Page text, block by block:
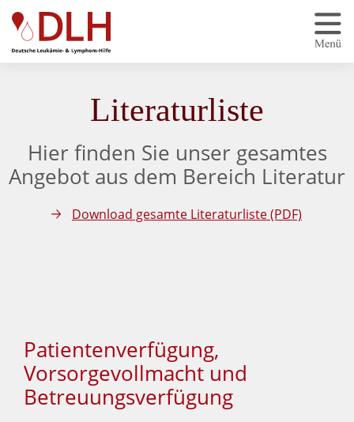
Zum Hauptinhalt springen
Literaturliste
Hier finden Sie unser gesamtes
Angebot aus dem Bereich Literatur
Download gesamte Literaturliste (PDF)
Patientenverfügung,
Vorsorgevollmacht und
Betreuungsverfügung